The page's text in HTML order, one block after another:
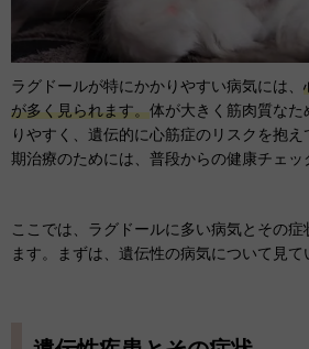
ラグドールが特にかかりやすい病気には、
が多く見られます。体が大きく筋肉質な
りやすく、遺伝的に心筋症のリスクを抱
期治療のためには、普段からの健康チェッ
ここでは、ラグドールに多い病気とその
ます。まずは、遺伝性の病気について見て